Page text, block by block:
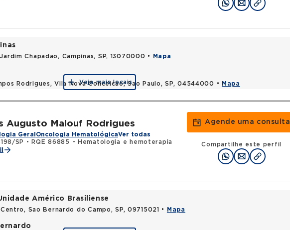
Chapadao, Campinas, SP, 13070000 • Mapa
Rodrigues, Vila Nova Conceicao, Sao Paulo, SP, 04544000 • Mapa
Veja mais locais
Augusto Malouf Rodrigues
Geral Oncologia HematológicaVer todas
SP
•
RQE 86885 - Hematologia e hemoterapia
Agende uma consulta
Compartilhe este perfil
Américo Brasiliense
Sao Bernardo do Campo, SP, 09715021 • Mapa